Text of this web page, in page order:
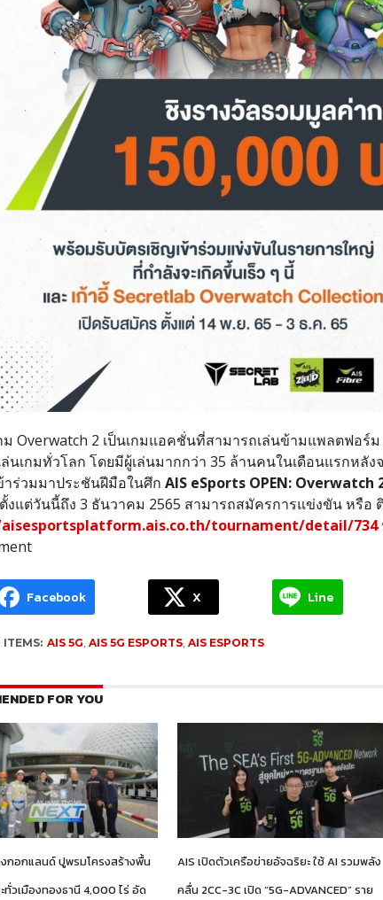
ม Overwatch 2 เป็นเกมแอคชั่นที่สามารถเล่นข้ามแพลตฟอร์
ล่นเกมทั่วโลก โดยมีผู้เล่นมากกว่า 35 ล้านคนในเดือนแรกหลั
าร่วมมาประชันฝีมือในศึก AIS eSports OPEN:
งแต่วันนี้ถึง 3 ธันวาคม 2565 สามารถสมัครการแข่งขัน หรือ
tournament/detail/734
Facebook X Line
ITEMS: AIS 5G, AIS 5G ESPORTS, AIS ESPORTS
FOR YOU
กอกแลนด์ ปูพรมโครงสร้างพื้น
ทั่วเมืองทองธานี 4,000 ไร่ อัด
AIS เปิดตัวเครือข่ายอัจฉริยะ ใช้ AI รวมพลัง
คลื่น 2CC-3C เปิด “5G-ADVANCED” ราย